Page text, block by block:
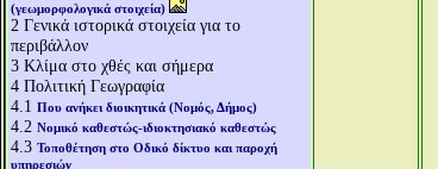
(γεωμορφολογικά στοιχεία)
2 Γενικά ιστορικά στοιχεία για το
περιβάλλον
3 Κλίμα στο χθές και σήμερα
4 Πολιτική Γεωγραφία
4.1 Που ανήκει διοικητικά (Νομός, Δήμος)
4.2 Νομικό καθεστώς-ιδιοκτησιακό καθεστώς
4.3 Τοποθέτηση στο Οδικό δίκτυο και παροχή
υπηρεσιών